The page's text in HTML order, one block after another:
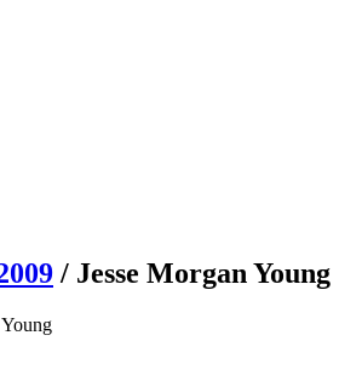
/ Jesse Morgan Young